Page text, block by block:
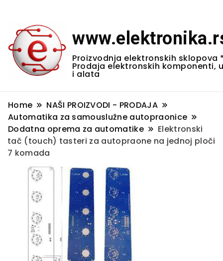
Proizvodnja elektronskih sklopova
Prodaja elektronskih komponenti,
i alata
Home
NAŠI PROIZVODI - PRODAJA
Automatika za samouslužne autopraonice
Dodatna oprema za automatike
Elektronski
tač (touch) tasteri za autopraone na jednoj ploči
7 komada